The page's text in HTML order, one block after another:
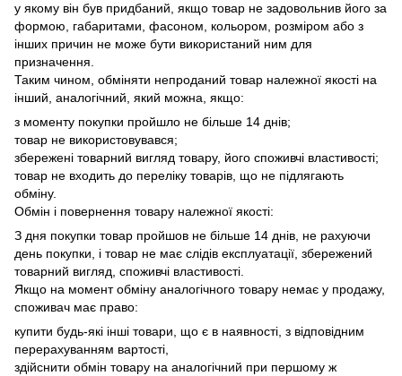
у якому він був придбаний, якщо товар не задовольнив його за
формою, габаритами, фасоном, кольором, розміром або з
інших причин не може бути використаний ним для
призначення.
Таким чином, обміняти непроданий товар належної якості на
інший, аналогічний, який можна, якщо:
з моменту покупки пройшло не більше 14 днів;
товар не використовувався;
збережені товарний вигляд товару, його споживчі властивості;
товар не входить до переліку товарів, що не підлягають
обміну.
Обмін і повернення товару належної якості:
З дня покупки товар пройшов не більше 14 днів, не рахуючи
день покупки, і товар не має слідів експлуатації, збережений
товарний вигляд, споживчі властивості.
Якщо на момент обміну аналогічного товару немає у продажу,
споживач має право:
купити будь-які інші товари, що є в наявності, з відповідним
перерахуванням вартості,
здійснити обмін товару на аналогічний при першому ж